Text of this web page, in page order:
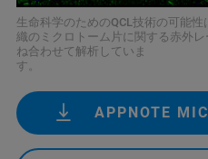
生命科学のためのQCL技術の可能
織のミクロトーム片に関する赤外
ね合わせて解析していま
APPNOTE